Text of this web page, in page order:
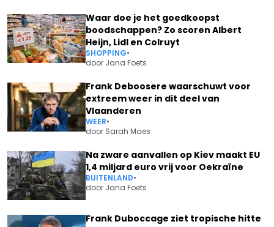
Waar doe je het goedkoopst
boodschappen? Zo scoren Albert
Heijn, Lidl en Colruyt
SHOPPING•
door Jana Foets
Frank Deboosere waarschuwt voor
extreem weer in dit deel van
Vlaanderen
WEER•
door Sarah Maes
Na zware aanvallen op Kiev maakt EU
1,4 miljard euro vrij voor Oekraïne
BUITENLAND•
door Jana Foets
Frank Duboccage ziet tropische hitte